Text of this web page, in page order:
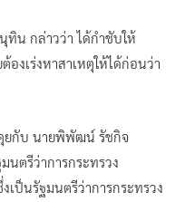
น กล่าวว่า ได้กำชับให้
องเร่งหาสาเหตุให้ได้ก่อนว่า
ยกับ นายพิพัฒน์ รัชกิจ
นตรีว่าการกระทรวง
ป็นรัฐมนตรีว่าการกระทรวง